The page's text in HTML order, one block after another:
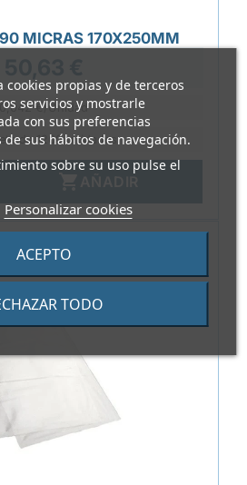
cookies propias y de terceros
servicios y mostrarle
con sus preferencias
sus hábitos de navegación.
sobre su uso pulse el
Personalizar cookies
TODO
ACEPTO
MICRAS 170X250MM
0,042 €/Unidad
de 1200 unidades